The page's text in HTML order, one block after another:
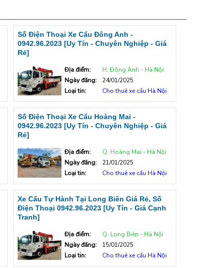
Số Điện Thoại Xe Cẩu Đông Anh -
0942.96.2023 [Uy Tín - Chuyên Nghiệp - Giá
Rẻ]
Địa điểm:
H. Đông Anh - Hà Nội
Ngày đăng:
24/01/2025
Loại tin:
Cho thuê xe cẩu Hà Nội
Số Điện Thoại Xe Cẩu Hoàng Mai -
0942.96.2023 [Uy Tín - Chuyên Nghiệp - Giá
Rẻ]
Địa điểm:
Q. Hoàng Mai - Hà Nội
Ngày đăng:
21/01/2025
Loại tin:
Cho thuê xe cẩu Hà Nội
Xe Cẩu Tự Hành Tại Long Biên Giá Rẻ, Số
Điện Thoại 0942.96.2023 [Uy Tín - Giá Cạnh
Tranh]
Địa điểm:
Q. Long Biên - Hà Nội
Ngày đăng:
15/01/2025
Loại tin:
Cho thuê xe cẩu Hà Nội